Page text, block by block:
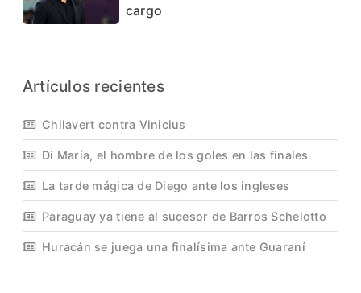
cargo
Artículos recientes
Chilavert contra Vinicius
Di María, el hombre de los goles en las finales
La tarde mágica de Diego ante los ingleses
Paraguay ya tiene al sucesor de Barros Schelotto
Huracán se juega una finalísima ante Guaraní